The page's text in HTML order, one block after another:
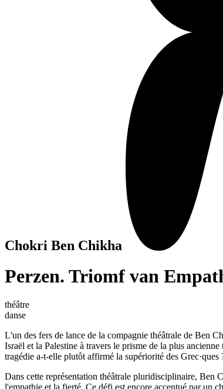
Chokri Ben Chikha
Perzen. Triomf van
théâtre
danse
L'un des fers de lance de la compagnie théâtrale de Ben
Israël et la Palestine à travers le prisme de la plus
tragédie a-t-elle plutôt affirmé la supériorité des
Dans cette représentation théâtrale pluridisciplinaire, Ben